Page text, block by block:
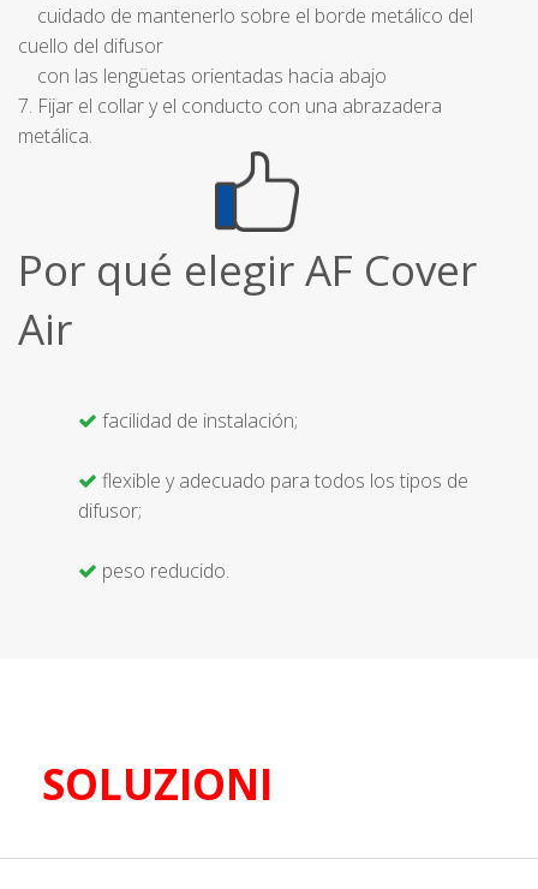
cuidado de mantenerlo sobre el borde metálico del
cuello del difusor
con las lengüetas orientadas hacia abajo
7. Fijar el collar y el conducto con una abrazadera
metálica.
Por qué elegir AF Cover
Air
facilidad de instalación;
flexible y adecuado para todos los tipos de
difusor;
peso reducido.
SOLUZIONI